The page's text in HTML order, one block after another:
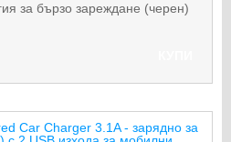
за бързо зареждане (черен)